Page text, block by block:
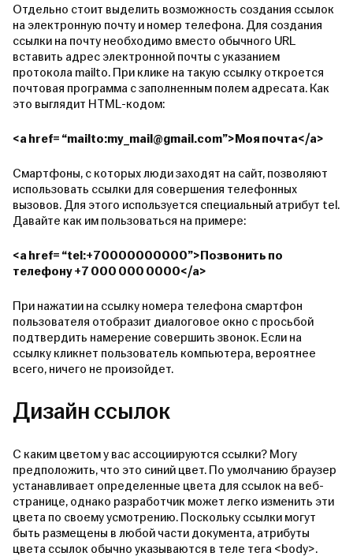
Отдельно стоит выделить возможность создания ссылок
на электронную почту и номер телефона. Для создания
ссылки на почту необходимо вместо обычного URL
вставить адрес электронной почты с указанием
протокола mailto. При клике на такую ссылку откроется
почтовая программа с заполненным полем адресата. Как
это выглядит HTML-кодом:
<a href= “mailto:my_mail@gmail.com”>Моя почта</a>
Смартфоны, с которых люди заходят на сайт, позволяют
использовать ссылки для совершения телефонных
вызовов. Для этого используется специальный атрибут tel.
Давайте как им пользоваться на примере:
<a href= “tel:+70000000000”>Позвонить по
телефону +7 000 000 0000</a>
При нажатии на ссылку номера телефона смартфон
пользователя отобразит диалоговое окно с просьбой
подтвердить намерение совершить звонок. Если на
ссылку кликнет пользователь компьютера, вероятнее
всего, ничего не произойдет.
Дизайн ссылок
С каким цветом у вас ассоциируются ссылки? Могу
предположить, что это синий цвет. По умолчанию браузер
устанавливает определенные цвета для ссылок на веб-
странице, однако разработчик может легко изменить эти
цвета по своему усмотрению. Поскольку ссылки могут
быть размещены в любой части документа, атрибуты
цвета ссылок обычно указываются в теле тега <body>.